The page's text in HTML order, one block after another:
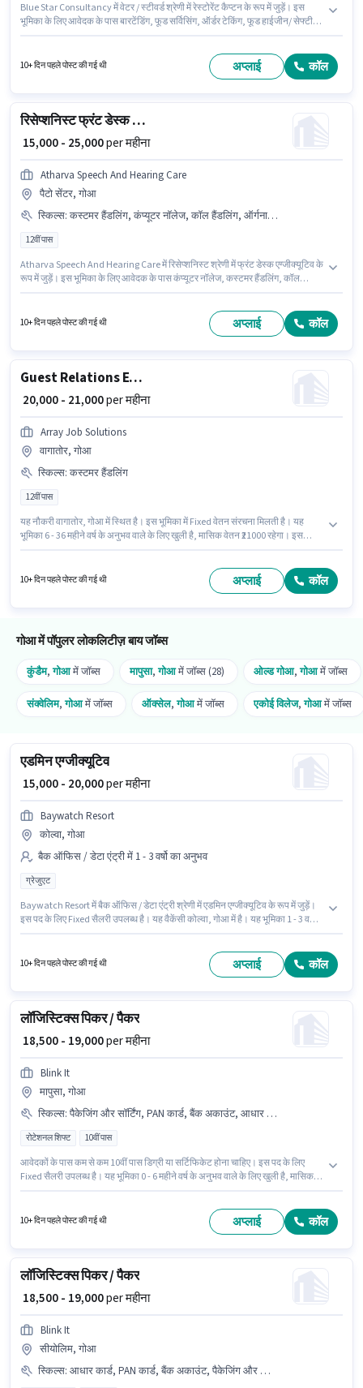
Blue Star Consultancy में वेटर / स्टीवर्ड श्रेणी में रेस्टोरेंट कैप्टन के रूप में जुड़ें। इस
भूमिका के लिए आवेदक के पास बारटेंडिंग, फूड सर्विसिंग, ऑर्डर टेकिंग, फूड हाईजीन/ सेफ्टी,
के लिए उपयुक्त है। आप प्रति माह ₹25000 तक कमा सकते हैं। मील, अकॉमोडेशन पद और
10+ दिन पहले पोस्ट की गई थी अप्लाई कॉल
रिसेप्शनिस्ट फ्रंट डेस्क एग्जीक्यूटिव
₹ 15,000 - 25,000per महीना
Atharva Speech And Hearing Care
पैटो सेंटर, गोआ
स्किल्स: कस्टमर हैंडलिंग, कंप्यूटर नॉलेज, कॉल हैंडलिंग, ऑर्गनाइजिंग & शेड्यूलिंग
12वीं पास
Atharva Speech And Hearing Care में रिसेप्शनिस्ट श्रेणी में फ्रंट डेस्क एग्जीक्यूटिव के
रूप में जुड़ें। इस भूमिका के लिए आवेदक के पास कंप्यूटर नॉलेज, कस्टमर हैंडलिंग, कॉल
मिलती है। यह नौकरी पैटो सेंटर, गोआ में स्थित है। इस पद के लिए उम्मीदवार के पास 12वीं
10+ दिन पहले पोस्ट की गई थी अप्लाई कॉल
Guest Relations Executive
₹ 20,000 - 21,000per महीना
Array Job Solutions
वागातोर, गोआ
स्किल्स: कस्टमर हैंडलिंग
12वीं पास
यह नौकरी वागातोर, गोआ में स्थित है। इस भूमिका में Fixed वेतन संरचना मिलती है। यह
भूमिका 6 - 36 महीने वर्ष के अनुभव वाले के लिए खुली है, मासिक वेतन ₹21000 रहेगा। इस
हायर कर रहा है। इस भूमिका के लिए आवेदक के पास कस्टमर हैंडलिंग जैसी स्किल्स होनी
10+ दिन पहले पोस्ट की गई थी अप्लाई कॉल
गोआ में पॉपुलर लोकलिटीज़ बाय जॉब्स
कुंडैम,गोआमें जॉब्स मापुसा,गोआमें जॉब्स (28) ओल्ड गोआ,गोआमें जॉब्स
संक्वेलिम,गोआमें जॉब्स ऑक्सेल,गोआमें जॉब्स एकोई विलेज,गोआमें जॉब्स
एडमिन एग्जीक्यूटिव
₹ 15,000 - 20,000per महीना
Baywatch Resort
कोल्वा, गोआ
बैक ऑफिस / डेटा एंट्री में 1 - 3 वर्षो का अनुभव
ग्रेजुएट
Baywatch Resort में बैक ऑफिस / डेटा एंट्री श्रेणी में एडमिन एग्जीक्यूटिव के रूप में जुड़ें।
इस पद के लिए Fixed सैलरी उपलब्ध है। यह वैकेंसी कोल्वा, गोआ में है। यह भूमिका 1 - 3 वर्षो
10+ दिन पहले पोस्ट की गई थी अप्लाई कॉल
लॉजिस्टिक्स पिकर / पैकर
₹ 18,500 - 19,000per महीना
Blink It
मापुसा, गोआ
स्किल्स: पैकेजिंग और सॉर्टिंग, PAN कार्ड, बैंक अकाउंट, आधार कार्ड
रोटेशनल शिफ्ट 10वीं पास
आवेदकों के पास कम से कम 10वीं पास डिग्री या सर्टिफिकेट होना चाहिए। इस पद के लिए
Fixed सैलरी उपलब्ध है। यह भूमिका 0 - 6 महीने वर्ष के अनुभव वाले के लिए खुली है, मासिक
है। इस पद के लिए आवश्यक दस्तावेज़ जैसे PAN कार्ड, आधार कार्ड, बैंक अकाउंट का होना
10+ दिन पहले पोस्ट की गई थी अप्लाई कॉल
लॉजिस्टिक्स पिकर / पैकर
₹ 18,500 - 19,000per महीना
Blink It
सीयोलिम, गोआ
स्किल्स: आधार कार्ड, PAN कार्ड, बैंक अकाउंट, पैकेजिंग और सॉर्टिंग